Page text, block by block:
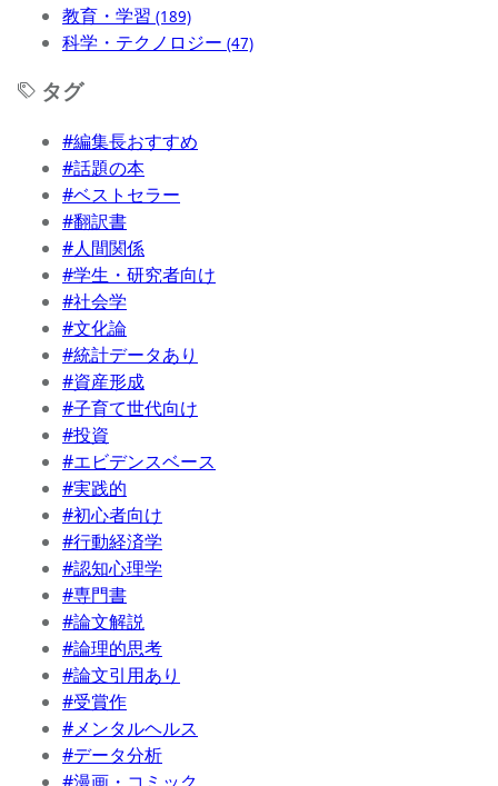
教育・学習 (189)
科学・テクノロジー (47)
タグ
#編集長おすすめ
#話題の本
#ベストセラー
#翻訳書
#人間関係
#学生・研究者向け
#社会学
#文化論
#統計データあり
#資産形成
#子育て世代向け
#投資
#エビデンスベース
#実践的
#初心者向け
#行動経済学
#認知心理学
#専門書
#論文解説
#論理的思考
#論文引用あり
#受賞作
#メンタルヘルス
#データ分析